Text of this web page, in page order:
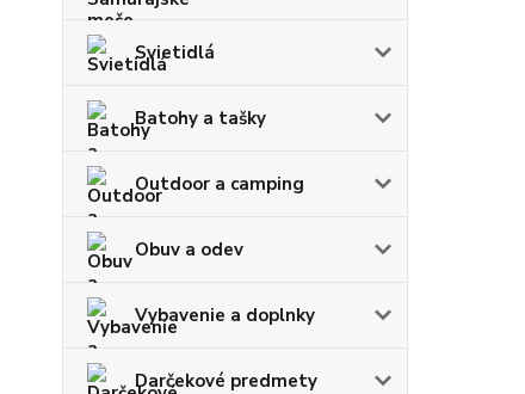
Svietidlá
Batohy a tašky
Outdoor a camping
Obuv a odev
Vybavenie a doplnky
Darčekové predmety